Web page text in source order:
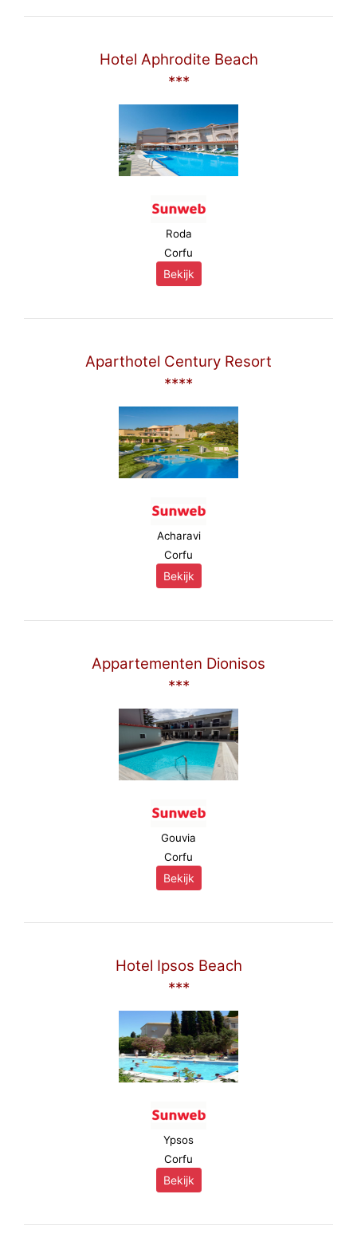
Hotel Aphrodite Beach
***
Roda
Corfu
Bekijk
Aparthotel Century Resort
****
Acharavi
Corfu
Bekijk
Appartementen Dionisos
***
Gouvia
Corfu
Bekijk
Hotel Ipsos Beach
***
Ypsos
Corfu
Bekijk